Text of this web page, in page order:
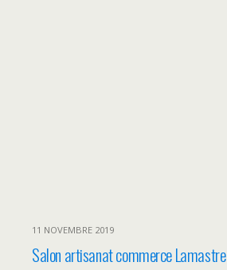
11 NOVEMBRE 2019
Salon artisanat commerce Lamastre